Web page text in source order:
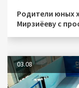
Родители юных
Мирзиёеву с
03.08